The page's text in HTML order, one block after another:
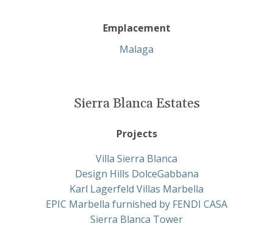
Emplacement
Malaga
Sierra Blanca Estates
Projects
Villa Sierra Blanca
Design Hills DolceGabbana
Karl Lagerfeld Villas Marbella
EPIC Marbella furnished by FENDI CASA
Sierra Blanca Tower